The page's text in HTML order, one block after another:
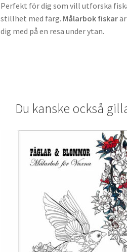
Perfekt för dig som vill utforska
stillhet med färg. Målarbok fiskar
dig med på en resa under ytan.
Du kanske också